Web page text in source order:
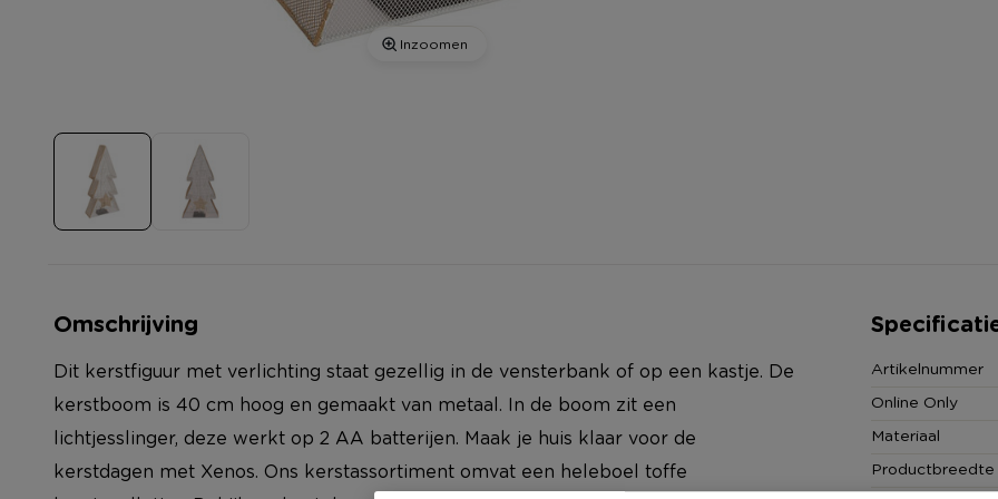
Inzoomen
Omschrijving
Dit kerstfiguur met verlichting staat gezellig in de vensterbank of op een kastje. De
kerstboom is 40 cm hoog en gemaakt van metaal. In de boom zit een
lichtjesslinger, deze werkt op 2 AA batterijen. Maak je huis klaar voor de
kerstdagen met Xenos. Ons kerstassortiment omvat een heleboel toffe
Artikelnummer
Online Only
Materiaal